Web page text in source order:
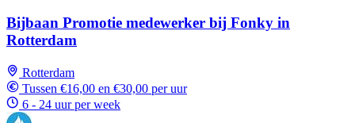
Bijbaan Promotie medewerker bij Fonky in
Rotterdam
Rotterdam
Tussen €16,00 en €30,00 per uur
6 - 24 uur per week